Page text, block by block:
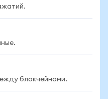
блокчейнами.